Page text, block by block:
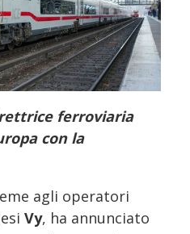
ferroviaria
con la
agli operatori
Vy, ha annunciato